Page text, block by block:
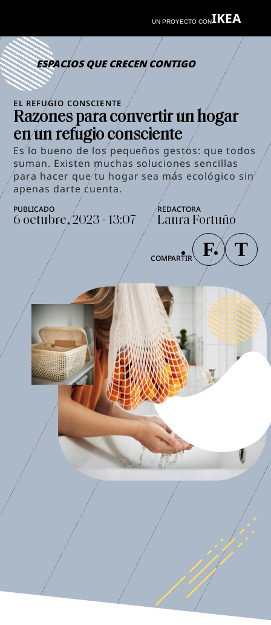
UN PROYECTO CONIKEA
ESPACIOS QUE CRECEN CONTIGO
EL REFUGIO CONSCIENTE
Razones para convertir un hogar
en un refugio consciente
Es lo bueno de los pequeños gestos: que todos
suman. Existen muchas soluciones sencillas
para hacer que tu hogar sea más ecológico sin
apenas darte cuenta.
Laura Fortuño
6 octubre, 2023 - 13:07
COMPARTIR